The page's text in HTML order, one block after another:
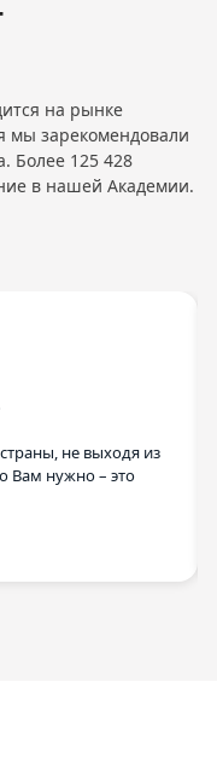
на рынке
мы зарекомендовали
Более 125 428
в нашей Академии.
не выходя из
Вам нужно – это